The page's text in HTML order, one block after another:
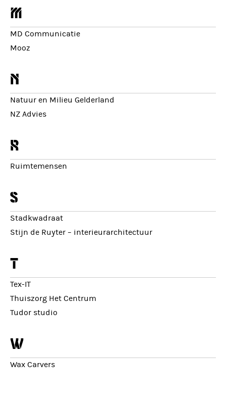
m
MD Communicatie
Mooz
n
Natuur en Milieu Gelderland
NZ Advies
r
Ruimtemensen
s
Stadkwadraat
Stijn de Ruyter – interieurarchitectuur
t
Tex-IT
Thuiszorg Het Centrum
Tudor studio
w
Wax Carvers